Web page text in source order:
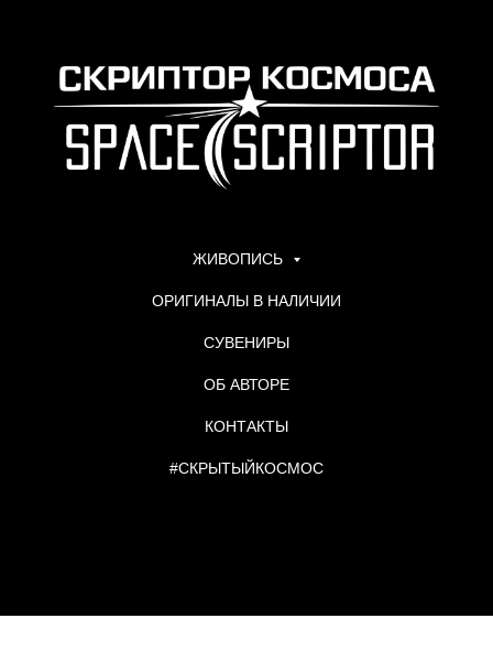
ЖИВОПИСЬ
ОРИГИНАЛЫ В НАЛИЧИИ
СУВЕНИРЫ
ОБ АВТОРЕ
КОНТАКТЫ
#СКРЫТЫЙКОСМОС